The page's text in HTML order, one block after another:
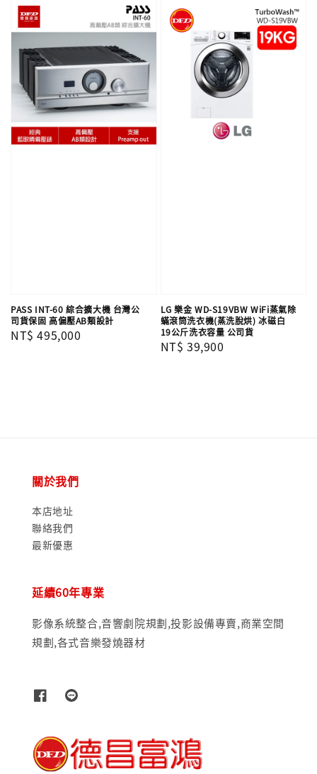
PASS INT-60 綜合擴大機 台灣公
司貨保固 高偏壓AB類設計
Regular
NT$ 495,000
LG 樂金 WD-S19VBW WiFi蒸氣除
蟎滾筒洗衣機(蒸洗脫烘) 冰磁白
19公斤洗衣容量 公司貨
Regular
NT$ 39,900
關於我們
本店地址
聯絡我們
最新優惠
延續60年專業
影像系統整合,音響劇院規劃,投影設備專賣,商業空間
規劃,各式音樂發燒器材